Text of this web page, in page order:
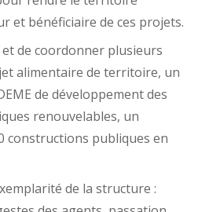
et bénéficiaire de ces projets.
et de coordonner plusieurs
alimentaire de territoire, un
de développement des
renouvelables, un
constructions publiques en
de la structure :